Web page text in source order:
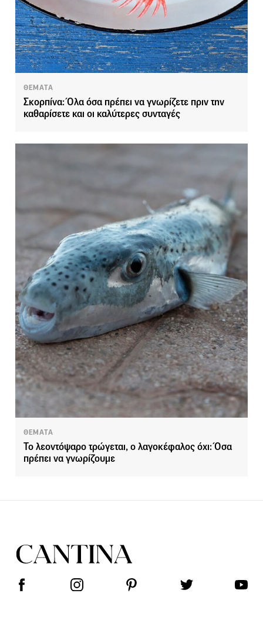
ΘΕΜΑΤΑ
Σκορπίνα: Όλα όσα πρέπει να γνωρίζετε πριν την
καθαρίσετε και οι καλύτερες συνταγές
ΘΕΜΑΤΑ
Το λεοντόψαρο τρώγεται, ο λαγοκέφαλος όχι: Όσα
πρέπει να γνωρίζουμε